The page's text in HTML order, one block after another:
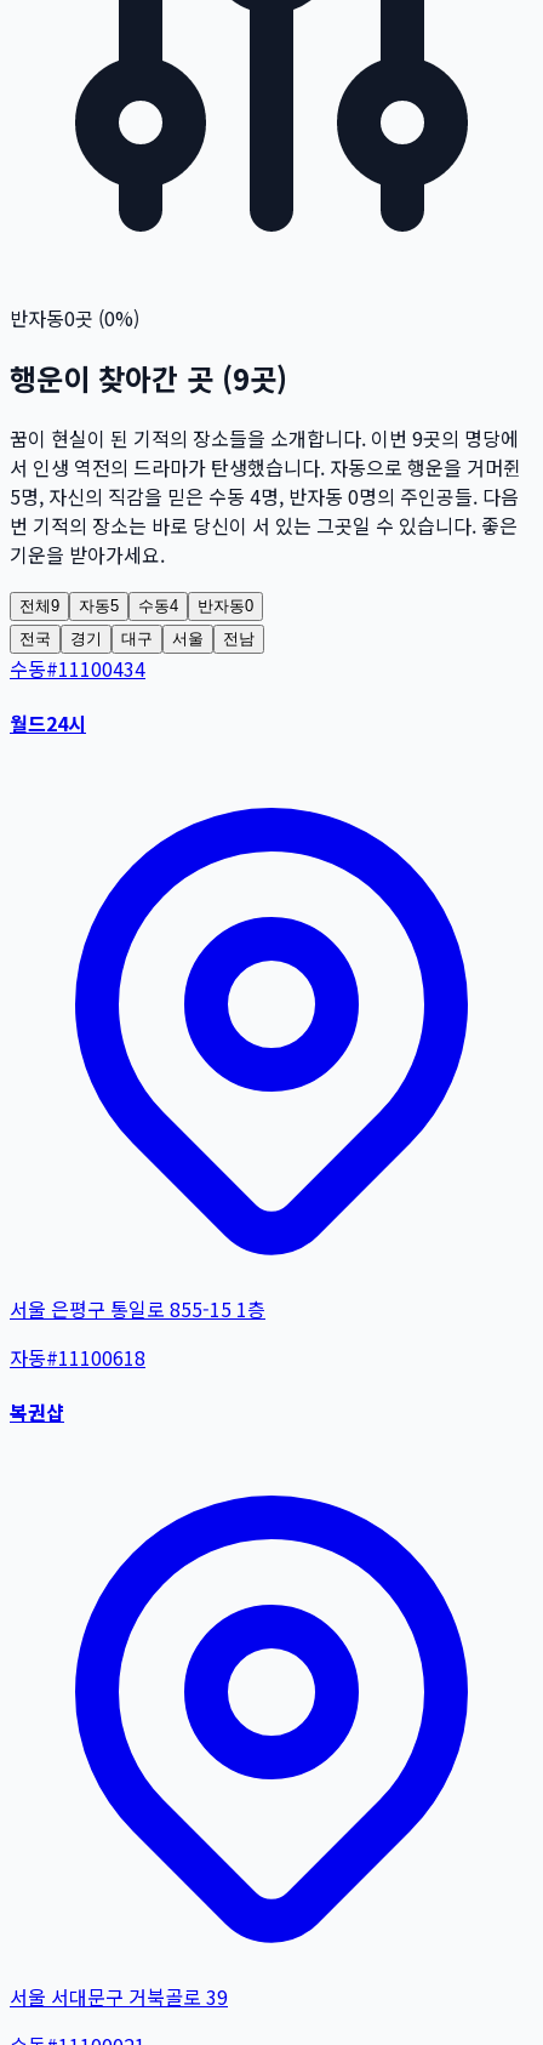
반자동0곳 (0%)
행운이 찾아간 곳 (9곳)
꿈이 현실이 된 기적의 장소들을 소개합니다. 이번 9곳의 명당에
서 인생 역전의 드라마가 탄생했습니다. 자동으로 행운을 거머쥔
5명, 자신의 직감을 믿은 수동 4명, 반자동 0명의 주인공들. 다음
번 기적의 장소는 바로 당신이 서 있는 그곳일 수 있습니다. 좋은
기운을 받아가세요.
전체9 자동5 수동4 반자동0
전국
경기 대구 서울 전남
수동#11100434
월드24시
서울 은평구 통일로 855-15 1층
자동#11100618
복권샵
서울 서대문구 거북골로 39